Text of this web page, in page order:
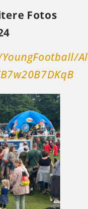
Fotos